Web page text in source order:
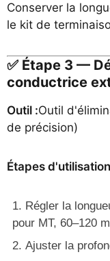
Conserver la
le kit de
✅ Étape 3 —
conductrice
Outil :Outil
de précision)
Étapes
Régler la
pour MT, 60–120
Ajuster la